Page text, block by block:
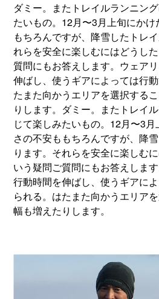
ダミー。またトレイルランニン
たいもの。12月〜3月上旬にか
もちろんですが、降雪したトレ
れらを安全に楽しむにはどうし
質問にもお答えします。ウェア
伸ばし、使うギアによっては行
たまた向かうエリアを選択する
りします。ダミー。またトレイ
じて楽しみたいもの。12月〜3
さの不安ももちろんですが、降
ります。それらを安全に楽しむ
いう疑問ご質問にもお答えしま
行動時間を伸ばし、使うギアに
られる。はたまた向かうエリア
幅も増えたりします。